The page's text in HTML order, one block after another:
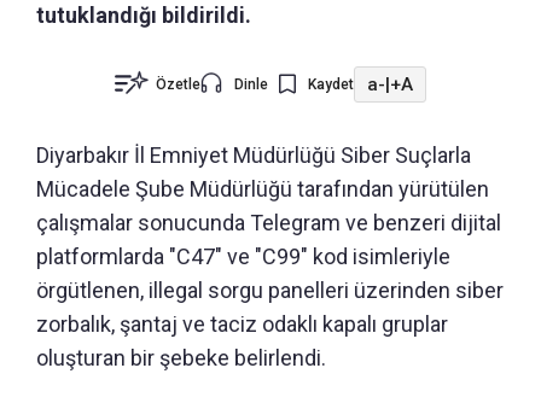
tutuklandığı bildirildi.
Özetle Dinle Kaydet a-|+A
Diyarbakır İl Emniyet Müdürlüğü Siber Suçlarla
Mücadele Şube Müdürlüğü tarafından yürütülen
çalışmalar sonucunda Telegram ve benzeri dijital
platformlarda "C47" ve "C99" kod isimleriyle
örgütlenen, illegal sorgu panelleri üzerinden siber
zorbalık, şantaj ve taciz odaklı kapalı gruplar
oluşturan bir şebeke belirlendi.